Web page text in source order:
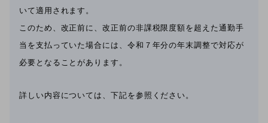
いて適用されます。
このため、改正前に、改正前の非課税限度額を超えた通勤手
当を支払っていた場合には、令和７年分の年末調整で対応が
必要となることがあります。
詳しい内容については、下記を参照ください。